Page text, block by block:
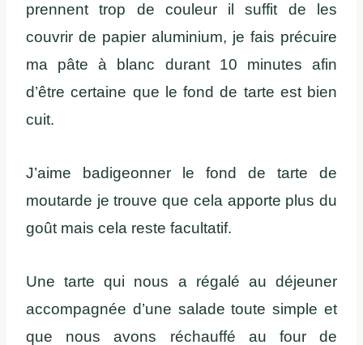
prennent trop de couleur il suffit de les
couvrir de papier aluminium, je fais précuire
ma pâte à blanc durant 10 minutes afin
d’être certaine que le fond de tarte est bien
cuit.
J’aime badigeonner le fond de tarte de
moutarde je trouve que cela apporte plus du
goût mais cela reste facultatif.
Une tarte qui nous a régalé au déjeuner
accompagnée d’une salade toute simple et
que nous avons réchauffé au four de